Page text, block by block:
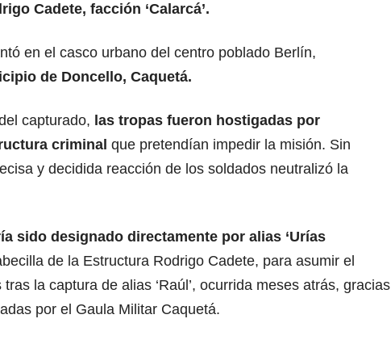
Cadete, facción ‘Calarcá’.
en el casco urbano del centro poblado Berlín,
de Doncello, Caquetá.
capturado, las tropas fueron hostigadas por
criminal que pretendían impedir la misión. Sin
y decidida reacción de los soldados neutralizó la
sido designado directamente por alias ‘Urías
de la Estructura Rodrigo Cadete, para asumir el
la captura de alias ‘Raúl’, ocurrida meses atrás, gracias
por el Gaula Militar Caquetá.